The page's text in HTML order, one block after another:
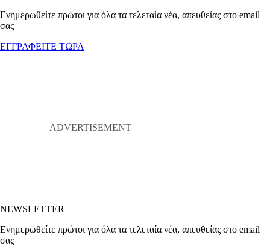
Ενημερωθείτε πρώτοι για όλα τα τελεταία νέα, απευθείας στο email
σας
ΕΓΓΡΑΦΕΙΤΕ ΤΩΡΑ
NEWSLETTER
Ενημερωθείτε πρώτοι για όλα τα τελεταία νέα, απευθείας στο email
σας